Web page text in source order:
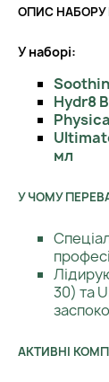
ОПИС НАБОРУ
У наборі:
Hydr8
мл
У ЧОМУ
30) та
АКТИВНІ